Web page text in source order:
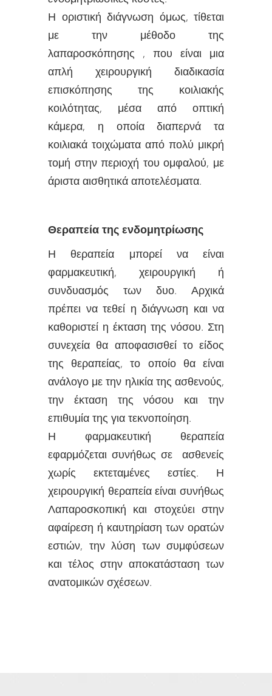
Η οριστική διάγνωση όμως, τίθεται
με την μέθοδο της
λαπαροσκόπησης , που είναι μια
απλή χειρουργική διαδικασία
επισκόπησης της κοιλιακής
κοιλότητας, μέσα από οπτική
κάμερα, η οποία διαπερνά τα
κοιλιακά τοιχώματα από πολύ μικρή
τομή στην περιοχή του ομφαλού, με
άριστα αισθητικά αποτελέσματα.
Θεραπεία της ενδομητρίωσης
Η θεραπεία μπορεί να είναι
φαρμακευτική, χειρουργική ή
συνδυασμός των δυο. Αρχικά
πρέπει να τεθεί η διάγνωση και να
καθοριστεί η έκταση της νόσου. Στη
συνεχεία θα αποφασισθεί το είδος
της θεραπείας, το οποίο θα είναι
ανάλογο με την ηλικία της ασθενούς,
την έκταση της νόσου και την
επιθυμία της για τεκνοποίηση.
Η φαρμακευτική θεραπεία
εφαρμόζεται συνήθως σε ασθενείς
χωρίς εκτεταμένες εστίες. Η
χειρουργική θεραπεία είναι συνήθως
Λαπαροσκοπική και στοχεύει στην
αφαίρεση ή καυτηρίαση των ορατών
εστιών, την λύση των συμφύσεων
και τέλος στην αποκατάσταση των
ανατομικών σχέσεων.